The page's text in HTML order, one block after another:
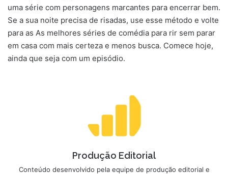
uma série com personagens marcantes para encerrar bem.
Se a sua noite precisa de risadas, use esse método e volte
para as As melhores séries de comédia para rir sem parar
em casa com mais certeza e menos busca. Comece hoje,
ainda que seja com um episódio.
Produção Editorial
Conteúdo desenvolvido pela equipe de produção editorial e